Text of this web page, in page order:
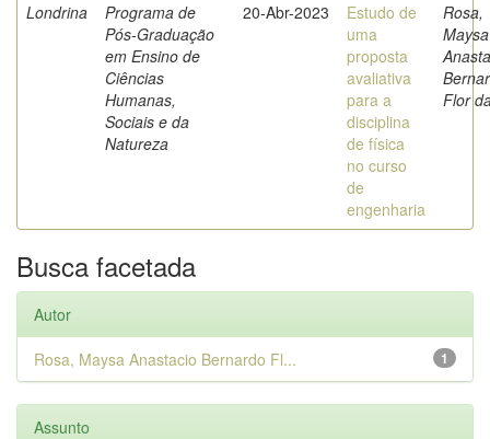
Londrina
Programa de
Pós-Graduação
em Ensino de
Ciências
Humanas,
Sociais e da
Natureza
20-Abr-2023
Estudo de
uma
proposta
avaliativa
para a
disciplina
de física
no curso
de
engenharia
Rosa,
Maysa
Flor
Busca facetada
Autor
1
Rosa, Maysa Anastacio Bernardo Fl...
Assunto